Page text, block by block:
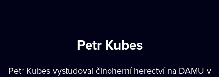
Petr Kubes
Petr Kubes vystudoval činoherní herectví na DAMU v